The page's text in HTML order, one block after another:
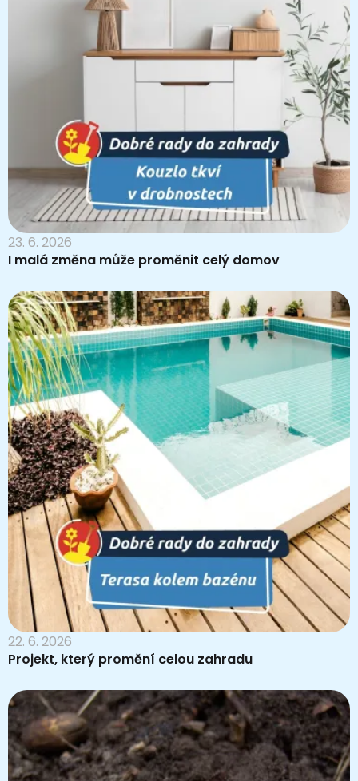
23. 6. 2026
I malá změna může proměnit celý domov
22. 6. 2026
Projekt, který promění celou zahradu